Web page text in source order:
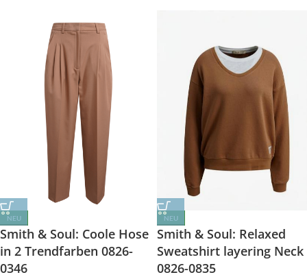
NEU
Smith & Soul: Coole Hose
in 2 Trendfarben 0826-
0346
NEU
Smith & Soul: Relaxed
Sweatshirt layering Neck
0826-0835